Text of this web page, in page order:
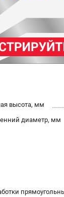
высота, мм
диаметр, мм